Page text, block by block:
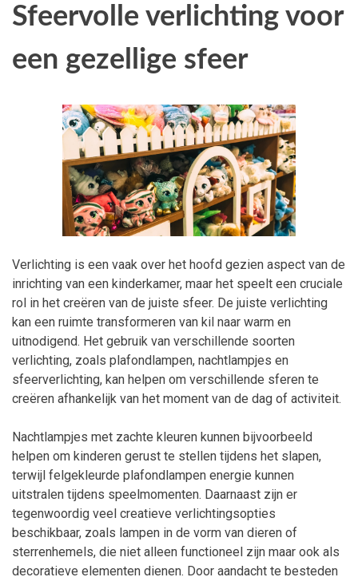
Sfeervolle verlichting voor
een gezellige sfeer
Verlichting is een vaak over het hoofd gezien aspect van de
inrichting van een kinderkamer, maar het speelt een cruciale
rol in het creëren van de juiste sfeer. De juiste verlichting
kan een ruimte transformeren van kil naar warm en
uitnodigend. Het gebruik van verschillende soorten
verlichting, zoals plafondlampen, nachtlampjes en
sfeerverlichting, kan helpen om verschillende sferen te
creëren afhankelijk van het moment van de dag of activiteit.
Nachtlampjes met zachte kleuren kunnen bijvoorbeeld
helpen om kinderen gerust te stellen tijdens het slapen,
terwijl felgekleurde plafondlampen energie kunnen
uitstralen tijdens speelmomenten. Daarnaast zijn er
tegenwoordig veel creatieve verlichtingsopties
beschikbaar, zoals lampen in de vorm van dieren of
sterrenhemels, die niet alleen functioneel zijn maar ook als
decoratieve elementen dienen. Door aandacht te besteden